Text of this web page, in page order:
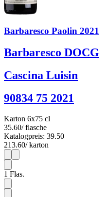
Barbaresco Paolin 2021
Barbaresco DOCG
Cascina Luisin
90834 75 2021
Karton 6x75 cl
35.60/ flasche
Katalogpreis: 39.50
213.60/ karton
1
1 Flas.